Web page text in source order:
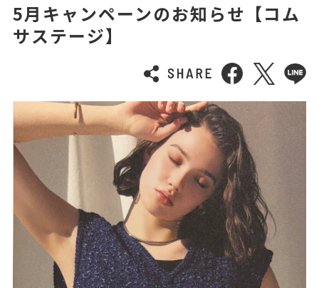
5月キャンペーンのお知らせ【コム
サステージ】